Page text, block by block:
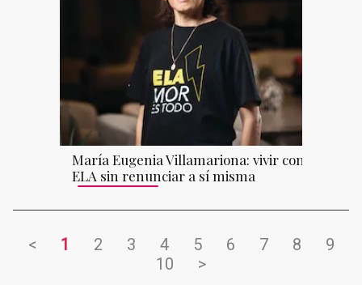
María Eugenia Villamariona: vivir con
ELA sin renunciar a sí misma
< 1 2 3 4 5 6 7 8
9
10
>